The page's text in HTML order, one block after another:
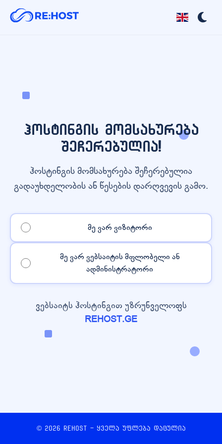
ჰოსტინგის მომსახურება
შეჩერებულია!
ჰოსტინგის მომსახურება შეჩერებულია
გადაუხდელობის ან წესების დარღვევის გამო.
მე ვარ ვიზიტორი
მე ვარ ვებსაიტის მფლობელი ან
ადმინისტრატორი
ვებსაიტს ჰოსტინგით უზრუნველოფს
REHOST.GE
© 2026 REHOST - ყველა უფლება დაცულია